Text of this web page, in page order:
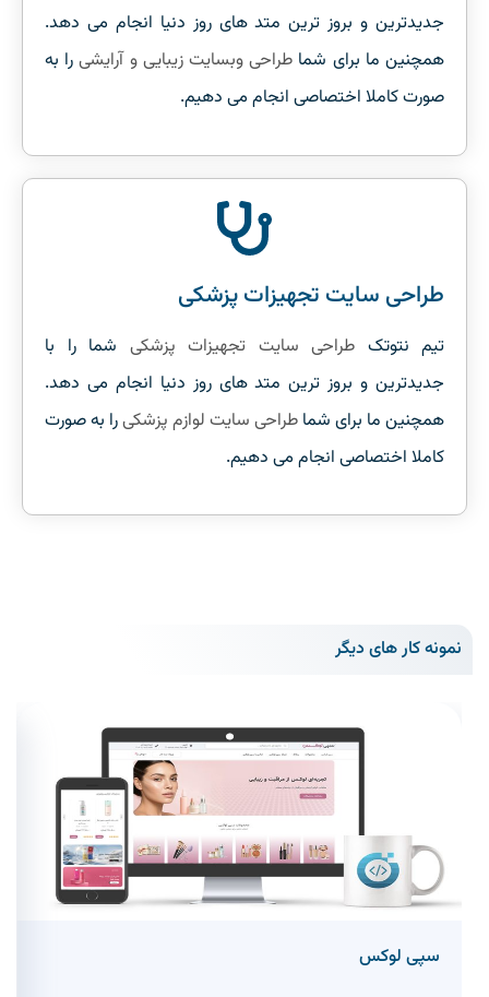
جدیدترین و بروز ترین متد های روز دنیا انجام می دهد.
همچنین ما برای شما طراحی وبسایت زیبایی و آرایشیرا به
صورت کاملا اختصاصی انجام می دهیم.
طراحی سایت تجهیزات پزشکی
تیم نتوتک طراحی سایت تجهیزات پزشکی شما را با
جدیدترین و بروز ترین متد های روز دنیا انجام می دهد.
همچنین ما برای شما طراحی سایت لوازم پزشکیرا به صورت
کاملا اختصاصی انجام می دهیم.
نمونه کار های دیگر
سپی لوکس